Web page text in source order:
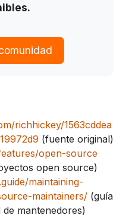
richhickey/1563cddea
(fuente original)
open-source
open source)
maintaining-
maintainers/ (guía
mantenedores)